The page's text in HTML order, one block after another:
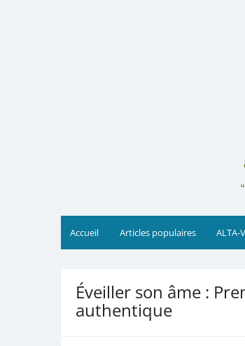
Accueil Articles populaires ALTA-
Éveiller son âme :
authentique